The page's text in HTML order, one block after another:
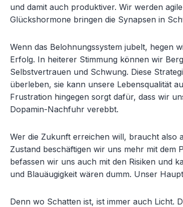
und damit auch produktiver. Wir werden
Glückshormone bringen die Synapsen in
Wenn das Belohnungssystem jubelt, hegen
Erfolg. In heiterer Stimmung können wir
Selbstvertrauen und Schwung. Diese
überleben, sie kann unsere Lebensqualität
Frustration hingegen sorgt dafür, dass wir
Dopamin-Nachfuhr verebbt.
Wer die Zukunft erreichen will, braucht also
Zustand beschäftigen wir uns mehr mit dem
befassen wir uns auch mit den Risiken und
und Blauäugigkeit wären dumm. Unser
Denn wo Schatten ist, ist immer auch Licht.